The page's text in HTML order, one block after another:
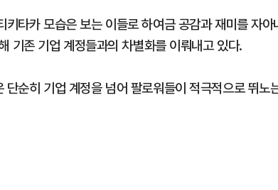
키타카 모습은 보는 이들로 하여금 공감과 재미를 자
기존 기업 계정들과의 차별화를 이뤄내고 있다.
단순히 기업 계정을 넘어 팔로워들이 적극적으로 뛰노